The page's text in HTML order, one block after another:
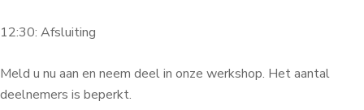
12:30: Afsluiting
Meld u nu aan en neem deel in onze werkshop. Het aantal
deelnemers is beperkt.